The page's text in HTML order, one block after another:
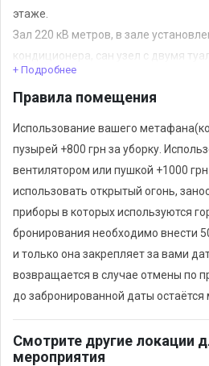
этаже.
Зал 220 кВ метров, в зале
кондиционера, сан узел с двумя
умывальниками.
В стоимость аренды входит звук 1
+ Подробнее
Правила помещения
Использование вашего
пузырей +800 грн за уборку.
вентилятором или пушкой +1000
использовать открытый огонь,
приборы в которых используются
бронирования необходимо внести
и только она закрепляет за вами
возвращается в случае отмены по
до забронированной даты остаётся
Смотрите другие локации
мероприятия